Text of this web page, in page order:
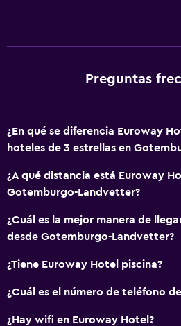
Preguntas
¿En qué se diferencia Euroway
hoteles de 3 estrellas en
¿A qué distancia está Euroway
Gotemburgo-Landvetter?
¿Cuál es la mejor manera de
desde Gotemburgo-Landvetter?
¿Tiene Euroway Hotel piscina?
¿Cuál es el número de teléfono
¿Hay wifi en Euroway Hotel?